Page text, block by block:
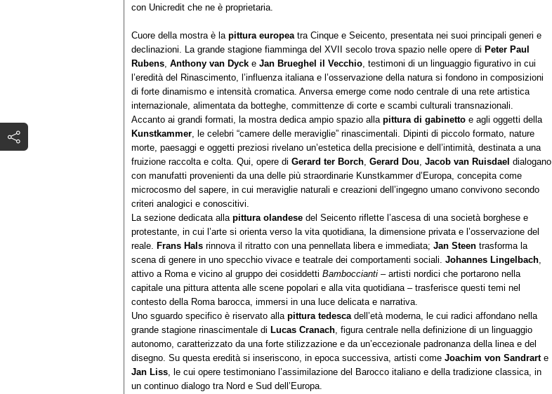
con Unicredit che ne è proprietaria.
Cuore della mostra è la pittura europeatra Cinque e Seicento, presentata nei suoi principali generi e
declinazioni. La grande stagione fiamminga del XVII secolo trova spazio nelle opere di Peter Paul
Rubens, Anthony van Dyck e Jan Brueghel il Vecchio, testimoni di un linguaggio figurativo in cui
l’eredità del Rinascimento, l’influenza italiana e l’osservazione della natura si fondono in composizioni
di forte dinamismo e intensità cromatica. Anversa emerge come nodo centrale di una rete artistica
internazionale, alimentata da botteghe, committenze di corte e scambi culturali transnazionali.
Accanto ai grandi formati, la mostra dedica ampio spazio alla pittura di gabinetto e agli oggetti della
Kunstkammer, le celebri “camere delle meraviglie” rinascimentali. Dipinti di piccolo formato, nature
morte, paesaggi e oggetti preziosi rivelano un’estetica della precisione e dell’intimità, destinata a una
fruizione raccolta e colta. Qui, opere di Gerard ter Borch, Gerard Dou, Jacob van Ruisdael dialogano
con manufatti provenienti da una delle più straordinarie Kunstkammer d’Europa, concepita come
microcosmo del sapere, in cui meraviglie naturali e creazioni dell’ingegno umano convivono secondo
criteri analogici e conoscitivi.
La sezione dedicata alla pittura olandese del Seicento riflette l’ascesa di una società borghese e
protestante, in cui l’arte si orienta verso la vita quotidiana, la dimensione privata e l’osservazione del
reale. Frans Hals rinnova il ritratto con una pennellata libera e immediata; Jan Steen trasforma la
scena di genere in uno specchio vivace e teatrale dei comportamenti sociali. Johannes Lingelbach,
attivo a Roma e vicino al gruppo dei cosiddetti Bamboccianti – artisti nordici che portarono nella
capitale una pittura attenta alle scene popolari e alla vita quotidiana – trasferisce questi temi nel
contesto della Roma barocca, immersi in una luce delicata e narrativa.
Uno sguardo specifico è riservato alla pittura tedescadell’età moderna, le cui radici affondano nella
grande stagione rinascimentale di Lucas Cranach, figura centrale nella definizione di un linguaggio
autonomo, caratterizzato da una forte stilizzazione e da un’eccezionale padronanza della linea e del
disegno. Su questa eredità si inseriscono, in epoca successiva, artisti come Joachim von Sandrarte
Jan Liss, le cui opere testimoniano l’assimilazione del Barocco italiano e della tradizione classica, in
un continuo dialogo tra Nord e Sud dell’Europa.